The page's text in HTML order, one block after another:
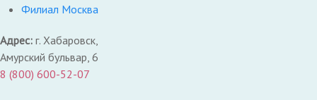
Филиал Москва
Адрес: г. Хабаровск,
Амурский бульвар, 6
8 (800) 600-52-07